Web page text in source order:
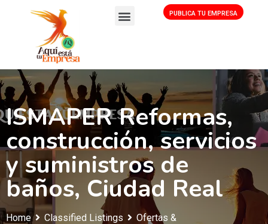
PUBLICA TU EMPRESA
ISMAPER Reformas,
construcción, servicios
y suministros de
baños, Ciudad Real
Home Classified Listings
Ofertas &